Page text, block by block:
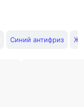
Синий антифриз